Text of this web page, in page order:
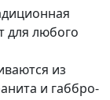
для любого
из
и габбро-